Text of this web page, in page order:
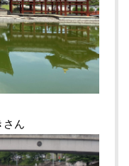
さん